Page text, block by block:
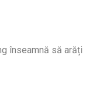
înseamnă să arăți